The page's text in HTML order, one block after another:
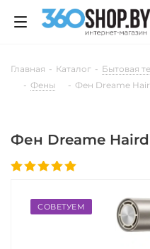
Главная - Каталог - Бытовая
- Фены - Фен Dreame
Фен Dreame
СОВЕТУЕМ